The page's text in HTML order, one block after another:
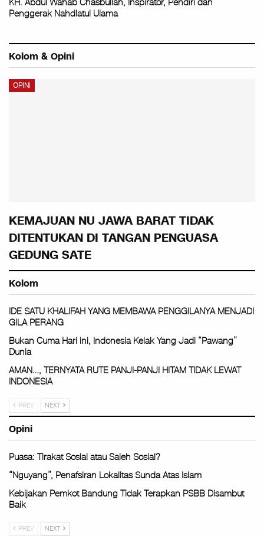
KH. Abdul Wahab Chasbullah, Inspirator, Pendiri dan
Penggerak Nahdlatul Ulama
Kolom & Opini
OPINI
KEMAJUAN NU JAWA BARAT TIDAK
DITENTUKAN DI TANGAN PENGUASA
GEDUNG SATE
Kolom
IDE SATU KHALIFAH YANG MEMBAWA PENGGILANYA MENJADI
GILA PERANG
Bukan Cuma Hari ini, Indonesia Kelak Yang Jadi “Pawang”
Dunia
AMAN…, TERNYATA RUTE PANJI-PANJI HITAM TIDAK LEWAT
INDONESIA
PREV NEXT
Opini
Puasa: Tirakat Sosial atau Saleh Sosial?
“Nguyang”, Penafsiran Lokalitas Sunda Atas Islam
Kebijakan Pemkot Bandung Tidak Terapkan PSBB Disambut
Baik
PREV NEXT